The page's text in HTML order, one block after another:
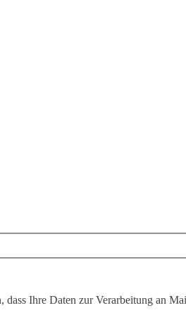
Ihre Daten zur Verarbeitung an